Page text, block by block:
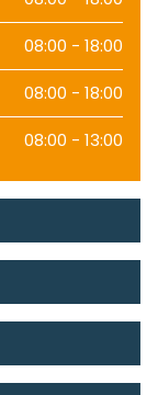
08:00 - 18:00
08:00 - 18:00
08:00 - 13:00